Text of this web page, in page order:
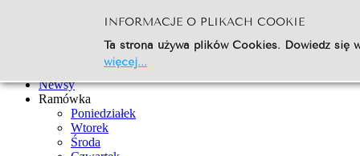
Go
Strona Główna
Newsy
Ramówka
Poniedziałek
Wtorek
Środa
INFORMACJE O PLIKACH COOKIE
Ta strona używa plików Cookies. Dowiedz
więcej...